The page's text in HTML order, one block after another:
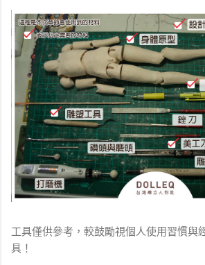
工具僅供參考，較鼓勵視個人使用習慣與
具！